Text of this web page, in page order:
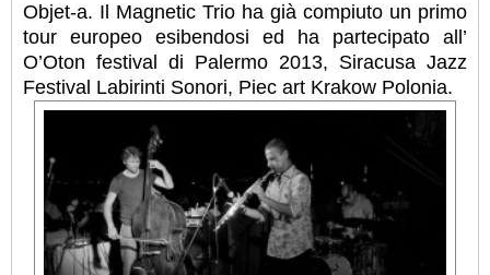
Objet-a. Il Magnetic Trio ha già compiuto un primo
tour europeo esibendosi ed ha partecipato all’
O’Oton festival di Palermo 2013, Siracusa Jazz
Festival Labirinti Sonori, Piec art Krakow Polonia.